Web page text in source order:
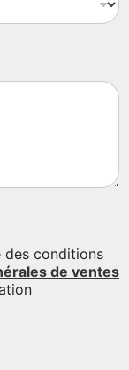
des conditions
de ventes